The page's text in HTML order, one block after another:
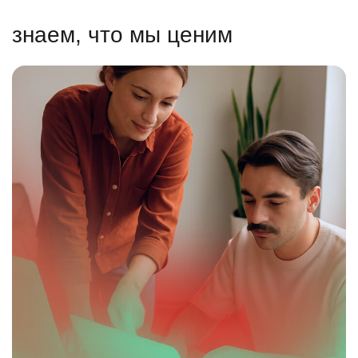
знаем, что мы ценим